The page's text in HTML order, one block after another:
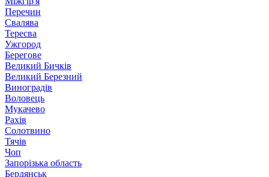
Перечин
Свалява
Тересва
Ужгород
Берегове
Великий Бичків
Великий Березний
Виноградів
Воловець
Мукачево
Рахів
Солотвино
Тячів
Чоп
Запорізька область
Бердянськ